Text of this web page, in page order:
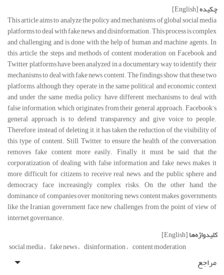
چکیده[English]
This article aims to analyze the policy and mechanisms of global social media
platforms to deal with fake news and disinformation. This process is complex
and challenging and is done with the help of human and machine agents. In
this article, the steps and methods of content moderation on Facebook and
Twitter platforms have been analyzed in a documentary way to identify their
mechanisms to deal with fake news content. The findings show that these two
platforms, although they operate in the same political and economic context
and under the same media policy, have different mechanisms to deal with
false information, which originates from their general approach. Facebook’s
general approach is to defend transparency and give voice to people.
Therefore, instead of deleting it, it has taken the reduction of the visibility of
this type of content. Still, Twitter, to ensure the health of the conversation,
removes fake content more easily. Finally, it must be said that the
corporatization of dealing with false information and fake news makes it
more difficult for citizens to receive real news, and the public sphere and
democracy face increasingly complex risks. On the other hand, the
dominance of companies over monitoring news content makes governments
like the Iranian government face new challenges from the point of view of
internet governance.
کلیدواژه‌ها[English]
social media fake news disinformation content moderation
مراجع